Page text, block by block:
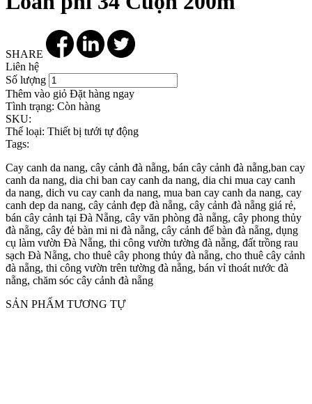
SHARE
Liên hệ
Số lượng
Thêm vào giỏ Đặt hàng ngay
Tình trạng: Còn hàng
SKU:
Thể loại: Thiết bị tưới tự động
Tags:
Cay canh da nang, cây cảnh đà nẵng, bán cây cảnh đà nẵng,ban cay
canh da nang, dia chi ban cay canh da nang, dia chi mua cay canh
da nang, dich vu cay canh da nang, mua ban cay canh da nang, cay
canh dep da nang, cây cảnh đẹp đà nẵng, cây cảnh đà nẵng giá rẻ,
bán cây cảnh tại Đà Nẵng, cây văn phòng đà nẵng, cây phong thủy
đà nẵng, cây đẻ bàn mi ni đà nẵng, cây cảnh để bàn đà nẵng, dụng
cụ làm vườn Đà Nẵng, thi công vườn tường đà nẵng, đất trồng rau
sạch Đà Nẵng, cho thuê cây phong thủy đà nẵng, cho thuê cây cảnh
đà nẵng, thi công vườn trên tường đà nẵng, bán vỉ thoát nước đà
nẵng, chăm sóc cây cảnh đà nẵng
SẢN PHẨM TƯƠNG TỰ